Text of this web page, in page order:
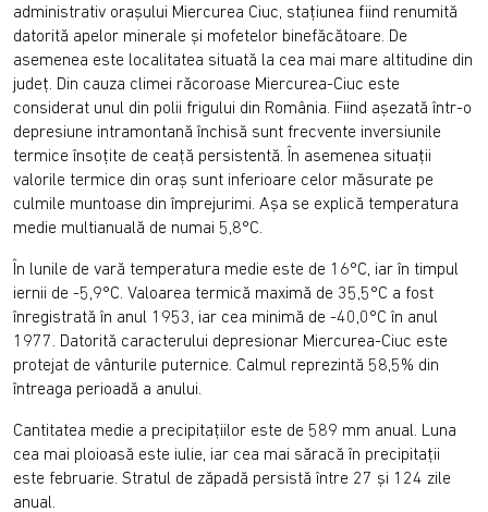
administrativ oraşului Miercurea Ciuc, staţiunea fiind renumită
datorită apelor minerale şi mofetelor binefăcătoare. De
asemenea este localitatea situată la cea mai mare altitudine din
judeţ. Din cauza climei răcoroase Miercurea-Ciuc este
considerat unul din polii frigului din România. Fiind aşezată într-o
depresiune intramontană închisă sunt frecvente inversiunile
termice însoţite de ceaţă persistentă. În asemenea situaţii
valorile termice din oraş sunt inferioare celor măsurate pe
culmile muntoase din împrejurimi. Aşa se explică temperatura
medie multianuală de numai 5,8°C.
În lunile de vară temperatura medie este de 16°C, iar în timpul
iernii de -5,9°C. Valoarea termică maximă de 35,5°C a fost
înregistrată în anul 1953, iar cea minimă de -40,0°C în anul
1977. Datorită caracterului depresionar Miercurea-Ciuc este
protejat de vânturile puternice. Calmul reprezintă 58,5% din
întreaga perioadă a anului.
Cantitatea medie a precipitaţiilor este de 589 mm anual. Luna
cea mai ploioasă este iulie, iar cea mai săracă în precipitaţii
este februarie. Stratul de zăpadă persistă între 27 şi 124 zile
anual.